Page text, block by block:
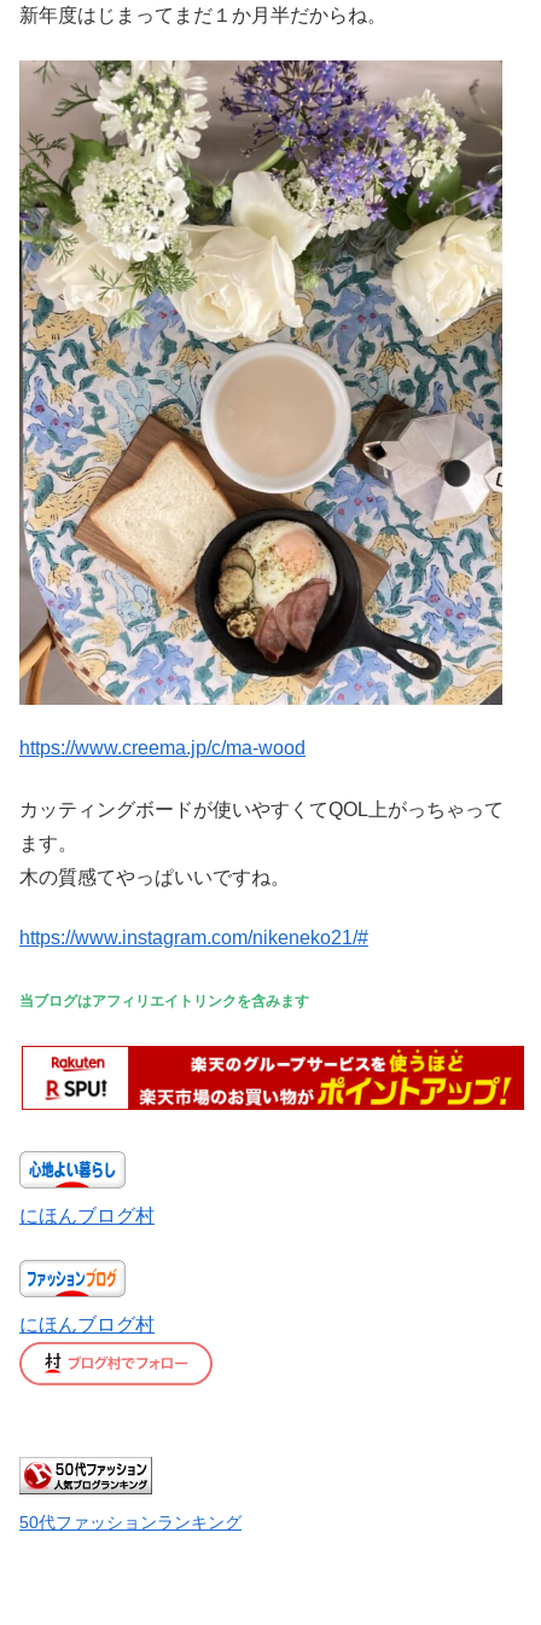
新年度はじまってまだ１か月半だからね。
https://www.creema.jp/c/ma-wood
カッティングボードが使いやすくてQOL上がっちゃって
ます。
木の質感てやっぱいいですね。
https://www.instagram.com/nikeneko21/#
当ブログはアフィリエイトリンクを含みます
にほんブログ村
にほんブログ村
50代ファッションランキング